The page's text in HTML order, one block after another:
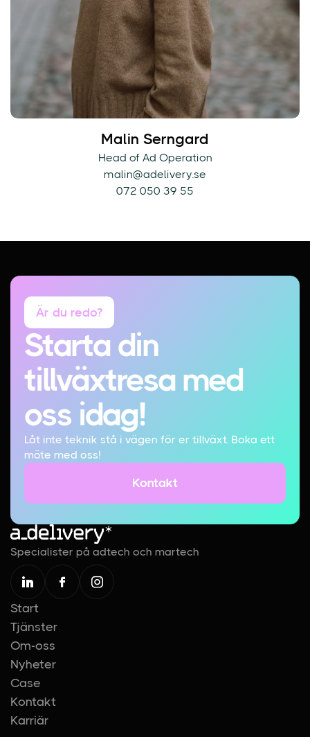
Malin Serngard
Head of Ad Operation
malin@adelivery.se
072 050 39 55
Är du redo?
Starta din
tillväxtresa med
oss idag!
Låt inte teknik stå i vägen för er tillväxt. Boka ett
möte med oss!
Kontakt
Kontakt
Specialister på adtech och martech
Start
Tjänster
Om-oss
Nyheter
Case
Kontakt
Karriär